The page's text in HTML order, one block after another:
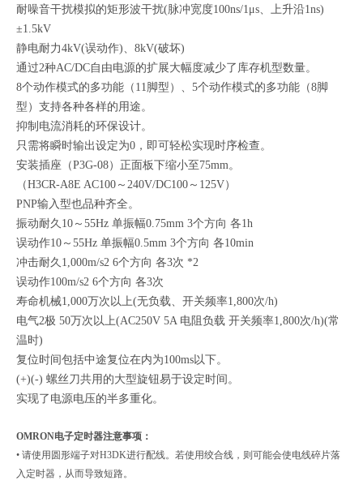
耐噪音干扰模拟的矩形波干扰(脉冲宽度100ns/1μs、上升沿1ns)
±1.5kV
静电耐力4kV(误动作)、8kV(破坏)
通过2种AC/DC自由电源的扩展大幅度减少了库存机型数量。
8个动作模式的多功能（11脚型）、5个动作模式的多功能（8脚
型）支持各种各样的用途。
抑制电流消耗的环保设计。
只需将瞬时输出设定为0，即可轻松实现时序检查。
安装插座（P3G-08）正面板下缩小至75mm。
（H3CR-A8E AC100～240V/DC100～125V）
PNP输入型也品种齐全。
振动耐久 10～55Hz 单振幅0.75mm 3个方向 各1h
误动作10～55Hz 单振幅0.5mm 3个方向 各10min
冲击耐久 1,000m/s2 6个方向 各3次 *2
误动作100m/s2 6个方向 各3次
寿命机械1,000万次以上(无负载、开关频率1,800次/h)
电气2极 50万次以上(AC250V 5A 电阻负载 开关频率1,800次/h)(常
温时)
复位时间包括中途复位在内为100ms以下。
(+)(-) 螺丝刀共用的大型旋钮易于设定时间。
实现了电源电压的半多重化。
OMRON电子定时器注意事项：
• 请使用圆形端子对H3DK进行配线。若使用绞合线，则可能会使电线碎片落
入定时器，从而导致短路。